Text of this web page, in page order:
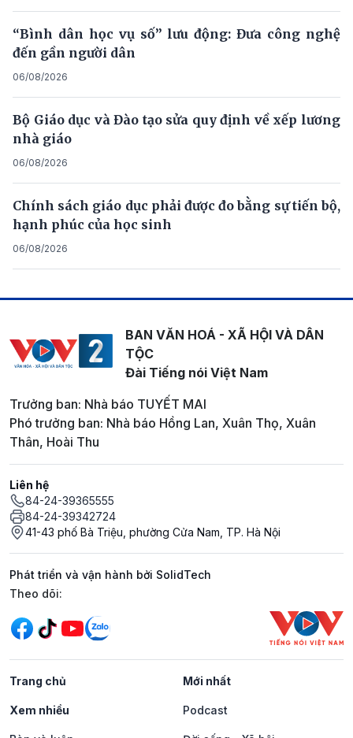
“Bình dân học vụ số” lưu động: Đưa công nghệ
đến gần người dân
06/08/2026
Bộ Giáo dục và Đào tạo sửa quy định về xếp lương
nhà giáo
06/08/2026
Chính sách giáo dục phải được đo bằng sự tiến bộ,
hạnh phúc của học sinh
06/08/2026
BAN VĂN HOÁ - XÃ HỘI VÀ DÂN
TỘC
Đài Tiếng nói Việt Nam
Trưởng ban: Nhà báo TUYẾT MAI
Phó trưởng ban: Nhà báo Hồng Lan, Xuân Thọ, Xuân
Thân, Hoài Thu
Liên hệ
84-24-39365555
84-24-39342724
41-43 phố Bà Triệu, phường Cửa Nam, TP. Hà Nội
Phát triển và vận hành bởi SolidTech
Mạng xã hội
Theo dõi:
Trang chủ Mới nhất
Xem nhiều Podcast